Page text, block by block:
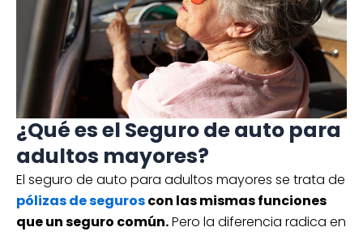
¿Qué es el Seguro de auto para
adultos mayores?
El seguro de auto para adultos mayores se trata de
pólizas de seguroscon las mismas funciones
que un seguro común.Pero la diferencia radica en